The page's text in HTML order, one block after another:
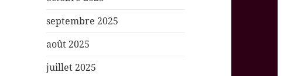
septembre 2025
août 2025
juillet 2025